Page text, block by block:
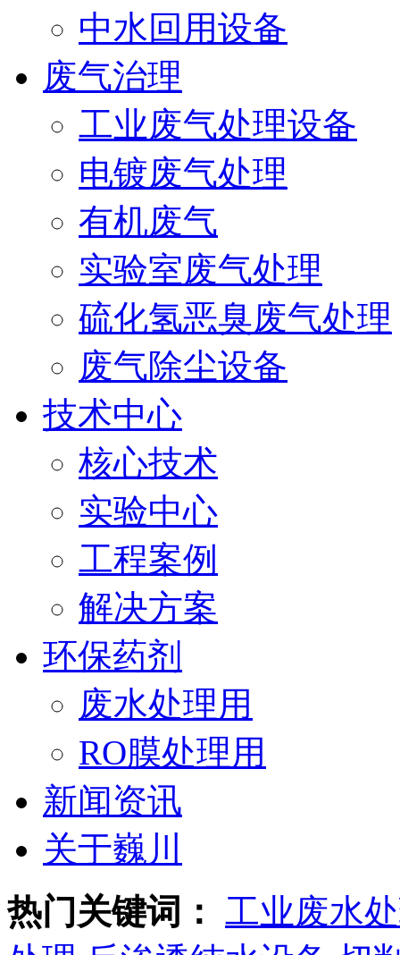
中水回用设备
废气治理
工业废气处理设备
电镀废气处理
有机废气
实验室废气处理
硫化氢恶臭废气处理
废气除尘设备
技术中心
核心技术
实验中心
工程案例
解决方案
环保药剂
废水处理用
RO膜处理用
新闻资讯
关于巍川
热门关键词： 工业废水